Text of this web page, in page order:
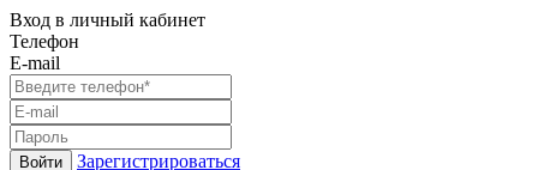
Вход в личный кабинет
Телефон
E-mail
Войти Зарегистрироваться